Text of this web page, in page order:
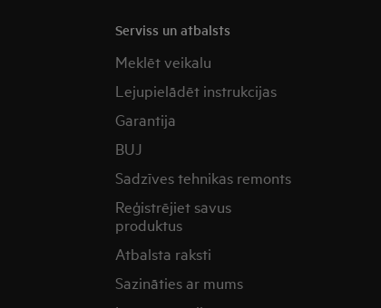
Serviss un atbalsts
Meklēt veikalu
Lejupielādēt instrukcijas
Garantija
BUJ
Sadzīves tehnikas remonts
Reģistrējiet savus
produktus
Atbalsta raksti
Sazināties ar mums